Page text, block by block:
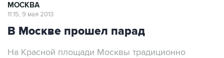
МОСКВА
11:15, 9 мая 2013
В Москве прошел парад
На Красной площади Москвы традиционно